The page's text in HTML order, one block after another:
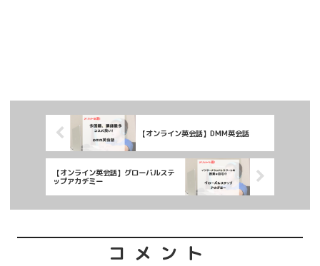
【オンライン英会話】DMM英会話
【オンライン英会話】グローバルステ
ップアカデミー
コメント